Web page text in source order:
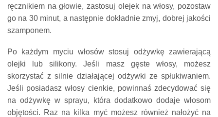
ręcznikiem na głowie, zastosuj olejek na włosy, pozostaw
go na 30 minut, a następnie dokładnie zmyj, dobrej jakości
szamponem.
Po każdym myciu włosów stosuj odżywkę zawierającą
olejki lub silikony. Jeśli masz gęste włosy, możesz
skorzystać z silnie działającej odżywki ze spłukiwaniem.
Jeśli posiadasz włosy cienkie, powinnaś zdecydować się
na odżywkę w sprayu, która dodatkowo dodaje włosom
objętości. Raz na kilka myć możesz również nałożyć na